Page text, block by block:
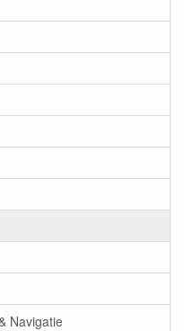
Navigatie